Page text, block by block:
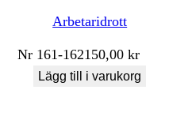
Arbetaridrott
Nr 161-162150,00kr
Lägg till i varukorg